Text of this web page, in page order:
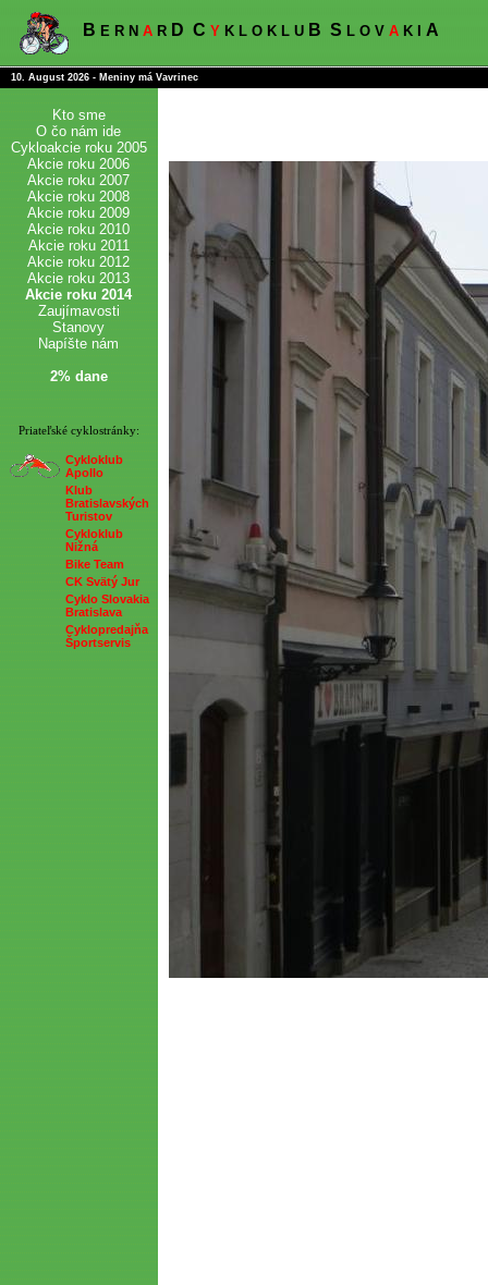
B E R N A R D C Y K L O K L U B S L O V A K I A
10. August 2026 - Meniny má Vavrinec
Kto sme
O čo nám ide
Cykloakcie roku 2005
Akcie roku 2006
Akcie roku 2007
Akcie roku 2008
Akcie roku 2009
Akcie roku 2010
Akcie roku 2011
Akcie roku 2012
Akcie roku 2013
Akcie roku 2014
Zaujímavosti
Stanovy
Napíšte nám
2% dane
Priateľské cyklostránky:
Cykloklub
Apollo
Klub
Bratislavských
Turistov
Cykloklub
Nižná
Bike Team
CK Svätý Jur
Cyklo Slovakia
Bratislava
Cyklopredajňa
Športservis